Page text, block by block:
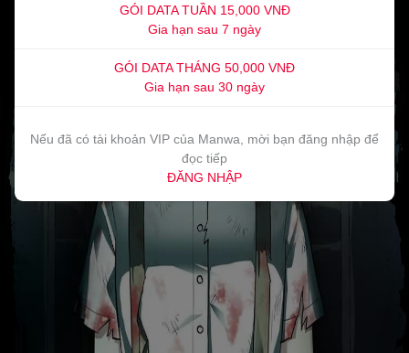
GÓI DATA TUẦN 15,000 VNĐ
Gia hạn sau 7 ngày
GÓI DATA THÁNG 50,000 VNĐ
Gia hạn sau 30 ngày
Nếu đã có tài khoản VIP của Manwa, mời bạn đăng nhập để
đọc tiếp
ĐĂNG NHẬP